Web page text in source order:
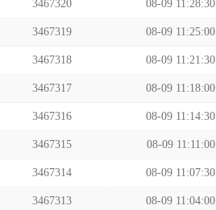
3467320 08-09 11:28:30
3467319 08-09 11:25:00
3467318 08-09 11:21:30
3467317 08-09 11:18:00
3467316 08-09 11:14:30
3467315 08-09 11:11:00
3467314 08-09 11:07:30
3467313 08-09 11:04:00